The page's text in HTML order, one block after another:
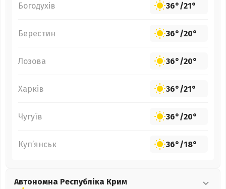
Богодухів 36°/21°
Берестин 36°/20°
Лозова 36°/20°
Харків 36°/21°
Чугуїв 36°/20°
Куп’янськ 36°/18°
Автономна Республіка Крим